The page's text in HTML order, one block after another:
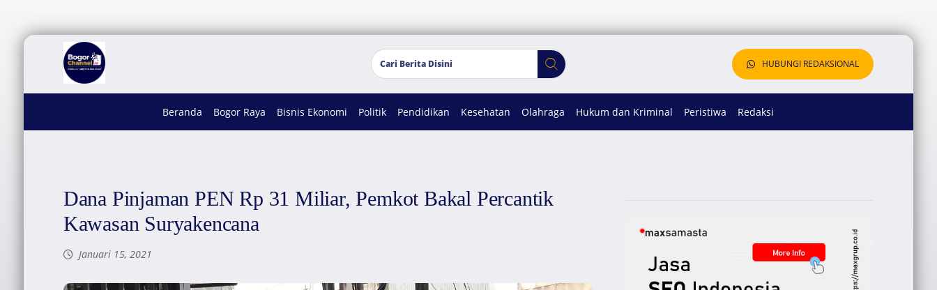
HUBUNGI REDAKSIONAL
Beranda Bogor Raya Bisnis Ekonomi Politik Pendidikan Kesehatan Olahraga Hukum dan Kriminal Peristiwa Redaksi
Dana Pinjaman PEN Rp 31 Miliar, Pemkot Bakal Percantik
Kawasan Suryakencana
Januari 15, 2021